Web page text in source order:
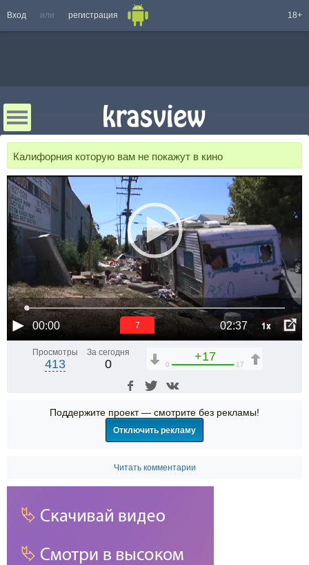
Вход или регистрация 18+
Калифорния которую вам не покажут в кино
00:00 02:37 1x
6
Просмотры
413
За сегодня
0
+17
0 17
Поддержите проект — смотрите без рекламы!
Отключить рекламу
Читать комментарии